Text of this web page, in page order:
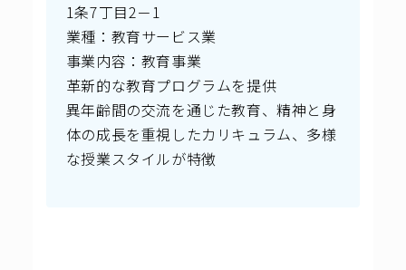
1条7丁目2－1
業種：教育サービス業
事業内容：教育事業
革新的な教育プログラムを提供
異年齢間の交流を通じた教育、精神と身
体の成長を重視したカリキュラム、多様
な授業スタイルが特徴